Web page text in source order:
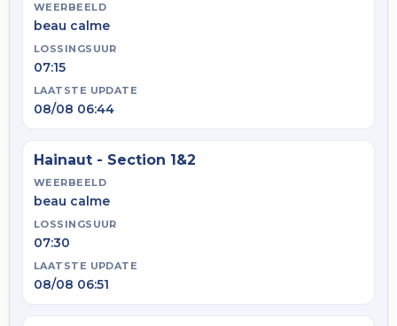
WEERBEELD
beau calme
LOSSINGSUUR
07:15
LAATSTE UPDATE
08/08 06:44
Hainaut - Section 1&2
WEERBEELD
beau calme
LOSSINGSUUR
07:30
LAATSTE UPDATE
08/08 06:51